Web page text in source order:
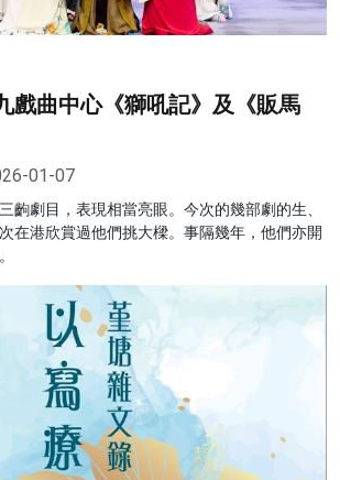
戲曲中心《獅吼記》及《販馬
01-07
齣劇目，表現相當亮眼。今次的幾部劇的生、
在港欣賞過他們挑大樑。事隔幾年，他們亦開